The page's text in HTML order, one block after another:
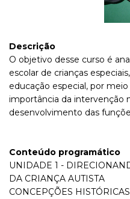
Descrição
O objetivo desse curso é
escolar de crianças
educação especial, por
importância da intervenção
desenvolvimento das
Conteúdo programático
UNIDADE 1 -
DA CRIANÇA AUTISTA
CONCEPÇÕES